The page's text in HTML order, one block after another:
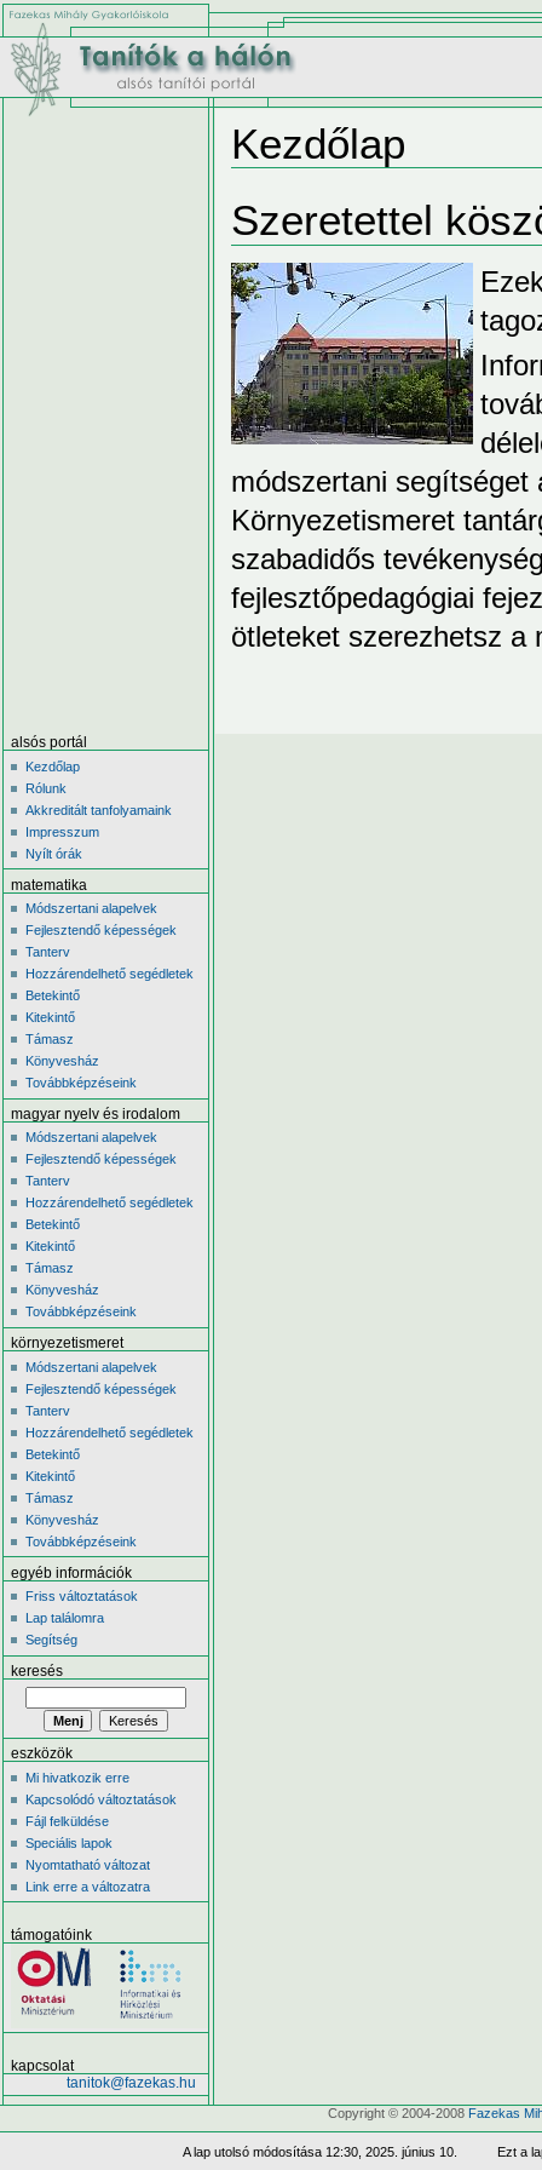
Kezdőlap
Szeretettel
módszertani segítséget
Környezetismeret
szabadidős
fejlesztőpedagógiai
ötleteket szerezhetsz a
alsós portál
Kezdőlap
Rólunk
Akkreditált tanfolyamaink
Impresszum
Nyílt órák
matematika
Módszertani alapelvek
Fejlesztendő képességek
Tanterv
Hozzárendelhető segédletek
Betekintő
Kitekintő
Támasz
Könyvesház
Továbbképzéseink
magyar nyelv és irodalom
Módszertani alapelvek
Fejlesztendő képességek
Tanterv
Hozzárendelhető segédletek
Betekintő
Kitekintő
Támasz
Könyvesház
Továbbképzéseink
környezetismeret
Módszertani alapelvek
Fejlesztendő képességek
Tanterv
Hozzárendelhető segédletek
Betekintő
Kitekintő
Támasz
Könyvesház
Továbbképzéseink
egyéb információk
Friss változtatások
Lap találomra
Segítség
keresés
eszközök
Mi hivatkozik erre
Kapcsolódó változtatások
Fájl felküldése
Speciális lapok
Nyomtatható változat
Link erre a változatra
támogatóink
kapcsolat
tanitok@fazekas.hu
Copyright © 2004-2008 Fazekas
A lap utolsó módosítása 12:30, 2025. június 10. Ezt a